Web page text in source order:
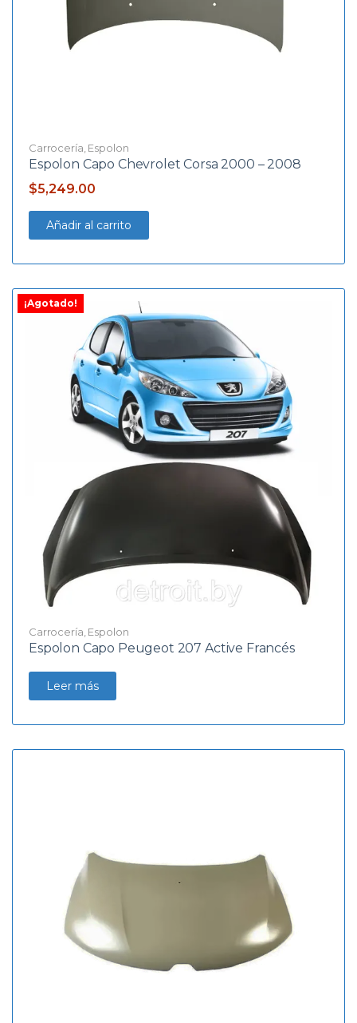
Carrocería Espolon
Espolon Capo Chevrolet Corsa 2000 – 2008
$5,249.00
Añadir al carrito
¡Agotado!
Carrocería Espolon
Espolon Capo Peugeot 207 Active Francés
Leer más